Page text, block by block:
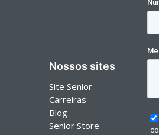
Nossos sites
Site Senior
Carreiras
Blog
Senior Store